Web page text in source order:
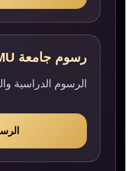
رسوم جامعة EMU
الرسوم الدراسية